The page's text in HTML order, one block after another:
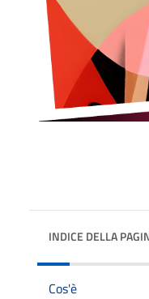
INDICE DELLA
Cos'è